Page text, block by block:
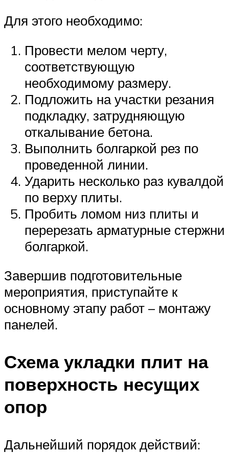
Для этого необходимо:
Провести мелом черту,
соответствующую
необходимому размеру.
Подложить на участки резания
подкладку, затрудняющую
откалывание бетона.
Выполнить болгаркой рез по
проведенной линии.
Ударить несколько раз кувалдой
по верху плиты.
Пробить ломом низ плиты и
перерезать арматурные стержни
болгаркой.
Завершив подготовительные
мероприятия, приступайте к
основному этапу работ – монтажу
панелей.
Схема укладки плит на
поверхность несущих
опор
Дальнейший порядок действий: